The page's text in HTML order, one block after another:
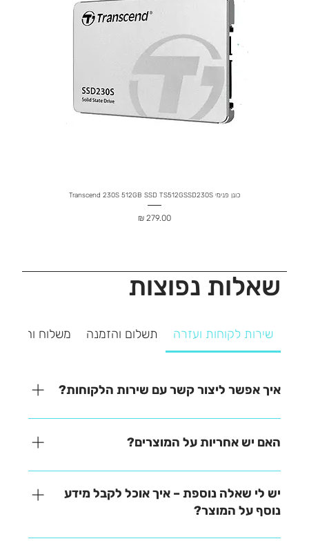
כונן פנימי Transcend 230S 512GB SSD TS512GSSD230S
מחיר
שאלות נפוצות
שירות לקוחות ועזרה תשלום והזמנה משלוח
איך אפשר ליצור קשר עם שירות הלקוחות?
אנחנו כאן כדי לעזור! ניתן ליצור איתנו קשר בקלות דרך
אחת מהאפשרויות הבאות: - בטלפון – 03-641-6555 -
contact@zrazi.co.il נשמח לענות על כל שאלה ולעזור
לכם בכל נושא!
האם יש אחריות על המוצרים?
האחריות משתנה בהתאם לכל מוצר – תוכלו למצוא את כל
הפרטים בתיאור המוצר בעמוד הרכישה. לכל שאלה
נוספת, אנחנו כאן לעזור!
יש לי שאלה נוספת – איך אוכל לקבל מידע
נוסף על המוצר?